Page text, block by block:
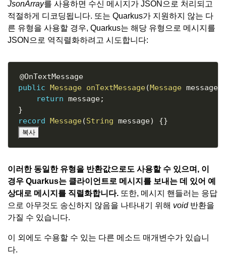
JsonArray를 사용하면 수신 메시지가 JSON으로 처리되고
적절하게 디코딩됩니다. 또는 Quarkus가 지원하지 않는 다
른 유형을 사용할 경우, Quarkus는 해당 유형으로 메시지를
JSON으로 역직렬화하려고 시도합니다:
@OnTextMessage
public Message onTextMessage(Message message
return message;
}
record Message(String message) {}
복사
이러한 동일한 유형을 반환값으로도 사용할 수 있으며, 이
경우 Quarkus는 클라이언트로 메시지를 보내는 데 있어 예
상대로 메시지를 직렬화합니다. 또한, 메시지 핸들러는 응답
으로 아무것도 송신하지 않음을 나타내기 위해 void반환을
가질 수 있습니다.
이 외에도 수용할 수 있는 다른 메소드 매개변수가 있습니
다.